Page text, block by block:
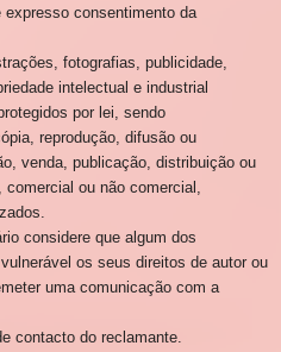
consentimento da
fotografias, publicidade,
intelectual e industrial
por lei, sendo
reprodução, difusão ou
venda, publicação, distribuição ou
ou não comercial,
considere que algum dos
os seus direitos de autor ou
uma comunicação com a
contacto do reclamante.